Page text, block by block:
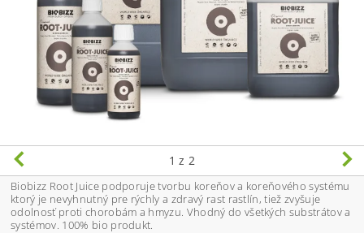
1 z 2
Biobizz Root Juice podporuje tvorbu koreňov a koreňového systému
ktorý je nevyhnutný pre rýchly a zdravý rast rastlín, tiež zvyšuje
odolnosť proti chorobám a hmyzu. Vhodný do všetkých substrátov a
systémov. 100% bio produkt.